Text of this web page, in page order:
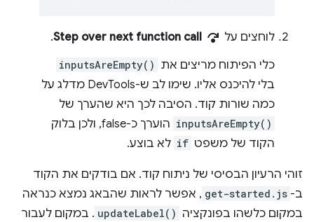
לוחצים על step_over
Step over next function call
.
כלי הפיתוח מריצים את inputsAreEmpty()
בלי להיכנס אליו. שימו לב ש-DevTools מדלג על
כמה שורות קוד. הסיבה לכך היא שהערך של
inputsAreEmpty()
הוערך כ-false, ולכן בלוק
הקוד של משפט if לא בוצע.
זוהי הרעיון הבסיסי של ניתוח קוד. אם בודקים את הקוד
ב- get-started.js , אפשר לראות שהבאג נמצא כנראה
במקום כלשהו בפונקציה updateLabel() . במקום לעבור